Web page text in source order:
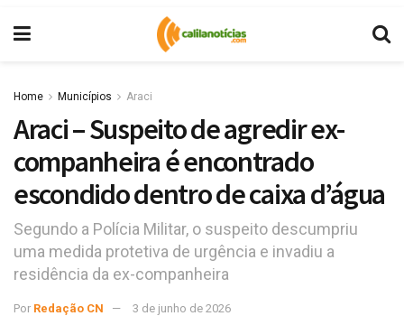
Home Municípios Araci
Araci – Suspeito de agredir ex-
companheira é encontrado
escondido dentro de caixa d’água
Segundo a Polícia Militar, o suspeito descumpriu
uma medida protetiva de urgência e invadiu a
residência da ex-companheira
Por Redação CN 3 de junho de 2026